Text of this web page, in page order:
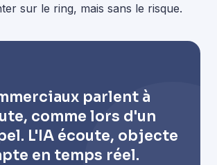
sur le ring, mais sans le risque.
parlent à
comme lors d'un
L'IA écoute, objecte
en temps réel.